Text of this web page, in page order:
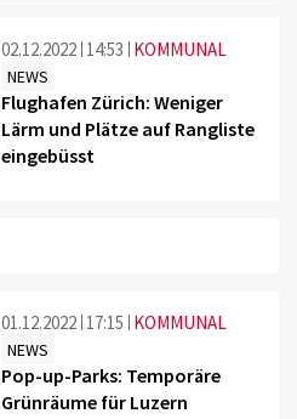
02.12.2022 14:53 KOMMUNAL
NEWS
Flughafen Zürich: Weniger
Lärm und Plätze auf Rangliste
eingebüsst
01.12.2022 17:15 KOMMUNAL
NEWS
Pop-up-Parks: Temporäre
Grünräume für Luzern